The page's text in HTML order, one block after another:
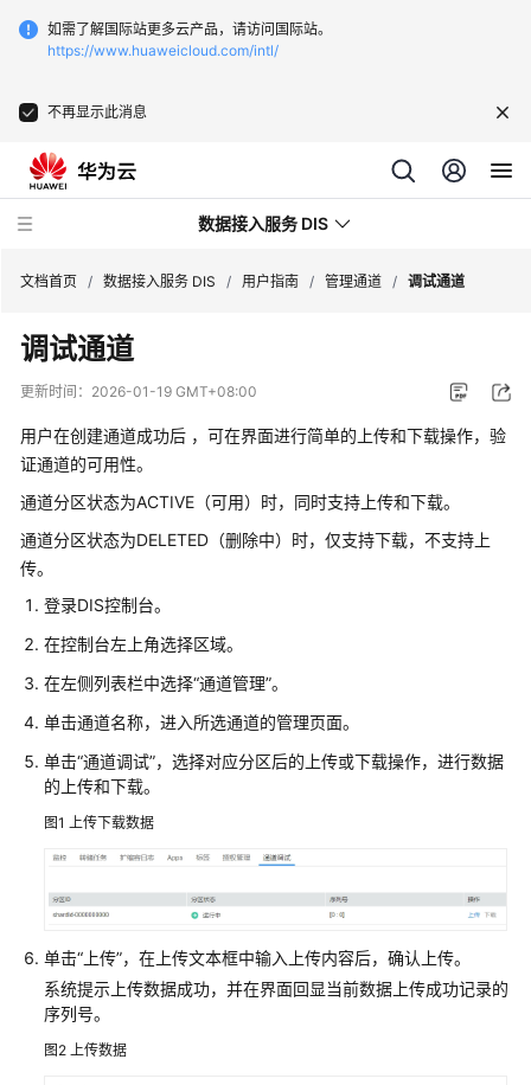
如需了解国际站更多云产品，请访问国际站。
https://www.huaweicloud.com/intl/
不再显示此消息
数据接入服务 DIS
最
新
态
品
介
速
入
用
户
南
权
管
理
入
文档首页 / 数据接入服务 DIS / 用户指南 / 管理通道 / 调试通道
调试通道
更新时间： 2026-01-19 GMT+08:00
用户在创建通道成功后 ，可在界面进行简单的上传和下载操作，验
证通道的可用性。
通道分区状态为ACTIVE（可用）时，同时支持上传和下载。
通道分区状态为DELETED（删除中）时，仅支持下载，不支持上
传。
登录DIS控制台。
在控制台左上角选择区域。
在左侧列表栏中选择“通道管理”。
单击通道名称，进入所选通道的管理页面。
单击“通道调试”，选择对应分区后的上传或下载操作，进行数据
的上传和下载。
图1 上传下载数据
单击“上传”，在上传文本框中输入上传内容后，确认上传。
系统提示上传数据成功，并在界面回显当前数据上传成功记录的
序列号。
图2 上传数据